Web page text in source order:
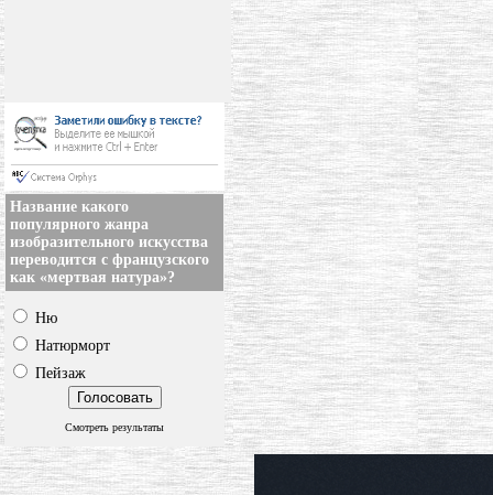
Название какого
популярного жанра
изобразительного искусства
переводится с французского
как «мертвая натура»?
Ню
Натюрморт
Пейзаж
Смотреть результаты